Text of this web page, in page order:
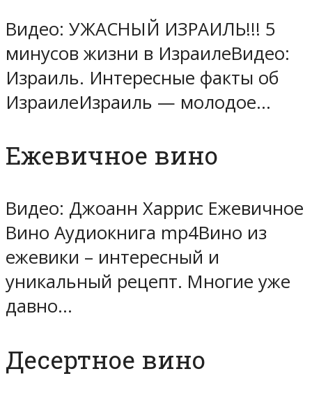
Видео: УЖАСНЫЙ ИЗРАИЛЬ!!! 5
минусов жизни в ИзраилеВидео:
Израиль. Интересные факты об
ИзраилеИзраиль — молодое…
Ежевичное вино
Видео: Джоанн Харрис Ежевичное
Вино Аудиокнига mp4Вино из
ежевики – интересный и
уникальный рецепт. Многие уже
давно…
Десертное вино